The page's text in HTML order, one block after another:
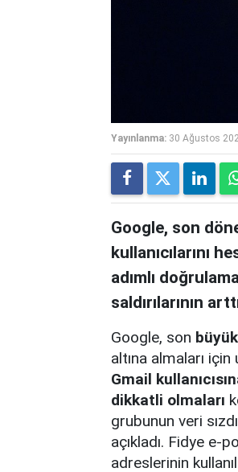
Yayınlanma: 30 Ağustos
Google, son
kullanıcılarını
adımlı
saldırılarının
Google, son
altına almaları
Gmail
dikkatli olmaları
grubunun veri
açıkladı. Fidye e-
adreslerinin